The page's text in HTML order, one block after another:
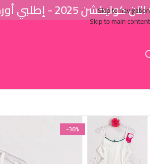
Skip to navigation
Skip to main content
2025 - إطلبي أوردركـ والتوصيل لباب البيت ♥
-38%